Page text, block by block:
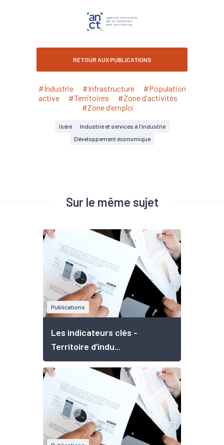
RETOUR AUX PUBLICATIONS
#Industrie #Infrastructure
#Population
active
#Territoires
#Zone d'activités
#Zone d'emploi
Isère
Industrie et services à l'industrie
Développement économique
Sur le même sujet
Publications
Les indicateurs clés -
Territoire d’indu...